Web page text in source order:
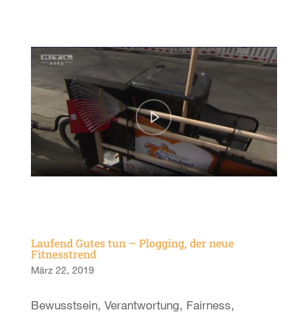
Laufend Gutes tun – Plogging, der neue
Fitnesstrend
März 22, 2019
Bewusstsein, Verantwortung, Fairness,